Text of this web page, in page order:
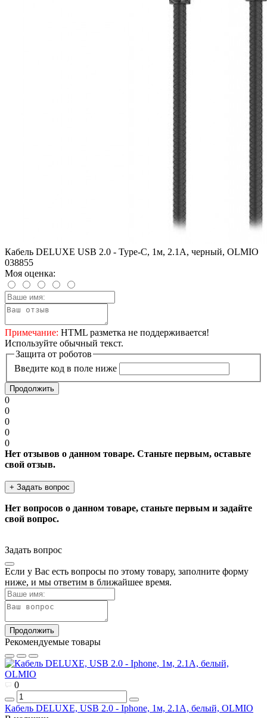
Кабель DELUXE USB 2.0 - Type-C, 1м, 2.1A, черный, OLMIO
038855
Моя оценка:
Примечание: HTML разметка не поддерживается!
Используйте обычный текст.
Защита от роботов
Введите код в поле ниже
Продолжить
0
0
0
0
0
Нет отзывов о данном товаре. Станьте первым, оставьте
свой отзыв.
+ Задать вопрос
Нет вопросов о данном товаре, станьте первым и задайте
свой вопрос.
Задать вопрос
Если у Вас есть вопросы по этому товару, заполните форму
ниже, и мы ответим в ближайшее время.
Продолжить
Рекомендуемые товары
0
Кабель DELUXE, USB 2.0 - Iphone, 1м, 2.1A, белый, OLMIO